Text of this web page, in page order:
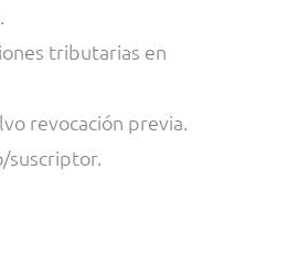
tributarias en
revocación previa.
suscriptor.